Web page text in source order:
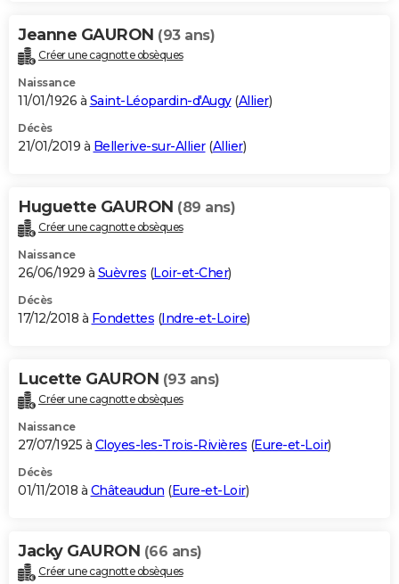
Jeanne GAURON (93 ans)
Créer une cagnotte obsèques
Naissance
11/01/1926 à Saint-Léopardin-d'Augy(Allier)
Décès
21/01/2019 à Bellerive-sur-Allier(Allier)
Huguette GAURON (89 ans)
Créer une cagnotte obsèques
Naissance
26/06/1929 à Suèvres (Loir-et-Cher)
Décès
17/12/2018 à Fondettes (Indre-et-Loire)
Lucette GAURON (93 ans)
Créer une cagnotte obsèques
Naissance
27/07/1925 à Cloyes-les-Trois-Rivières (Eure-et-Loir)
Décès
01/11/2018 à Châteaudun (Eure-et-Loir)
Jacky GAURON (66 ans)
Créer une cagnotte obsèques